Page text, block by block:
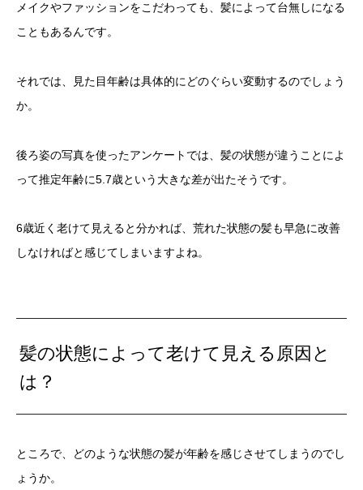
メイクやファッションをこだわっても、髪によって台無しになる
こともあるんです。
それでは、見た目年齢は具体的にどのぐらい変動するのでしょう
か。
後ろ姿の写真を使ったアンケートでは、髪の状態が違うことによ
って推定年齢に5.7歳という大きな差が出たそうです。
6歳近く老けて見えると分かれば、荒れた状態の髪も早急に改善
しなければと感じてしまいますよね。
髪の状態によって老けて見える原因と
は？
ところで、どのような状態の髪が年齢を感じさせてしまうのでし
ょうか。